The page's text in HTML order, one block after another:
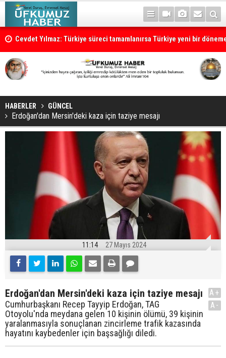
Cevdet Yılmaz: Türkiye süreci tamamlanırsa Türkiye yeni bir
HABERLER GÜNCEL
Erdoğan'dan Mersin'deki kaza için taziye mesajı
11:14 27 Mayıs 2024
Erdoğan'dan Mersin'deki kaza için taziye mesajı
Cumhurbaşkanı Recep Tayyip Erdoğan, TAG
Otoyolu'nda meydana gelen 10 kişinin ölümü, 39 kişinin
yaralanmasıyla sonuçlanan zincirleme trafik kazasında
hayatını kaybedenler için başsağlığı diledi.
A+
A-